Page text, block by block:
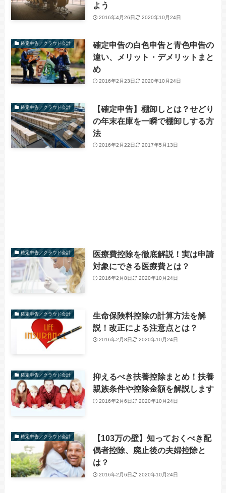
よう
2016年4月26日 2020年10月24日
確定申告／クラウド会計
確定申告の白色申告と青色申告の
違い、メリット・デメリットまと
め
2016年2月23日 2020年10月24日
確定申告／クラウド会計
【確定申告】棚卸しとは？せどり
の年末在庫を一瞬で棚卸しする方
法
2016年2月22日 2017年5月13日
確定申告／クラウド会計
医療費控除を徹底解説！実は申請
対象にできる医療費とは？
2016年2月8日 2020年10月24日
確定申告／クラウド会計
生命保険料控除の計算方法を解
説！改正による注意点とは？
2016年2月8日 2020年10月24日
確定申告／クラウド会計
抑えるべき扶養控除まとめ！扶養
親族条件や控除金額を解説します
2016年2月6日 2020年10月24日
確定申告／クラウド会計
【103万の壁】知っておくべき配
偶者控除、廃止後の夫婦控除と
は？
2016年2月6日 2020年10月24日